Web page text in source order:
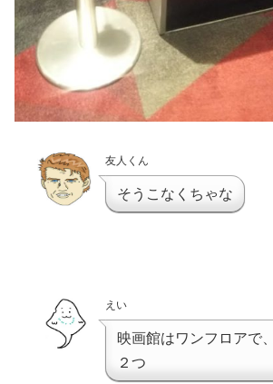
友人くん
そうこなくちゃな
えい
映画館はワンフロアで
２つ